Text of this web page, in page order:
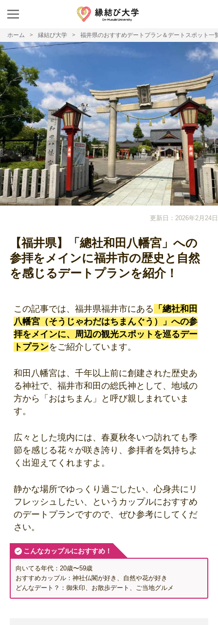
ホーム 縁結び大学 福井県のおすすめデートプラン＆デートスポット一
更新日：2026年2月24日
【福井県】「總社和田八幡宮」への
参拝をメインに福井市の歴史と自然
を感じるデートプランを紹介！
この記事では、福井県福井市にある 「總社和田
八幡宮（そうじゃわだはちまんぐう）」への参
拝をメインに、周辺の観光スポットを巡るデー
トプランをご紹介しています。
和田八幡宮は、千年以上前に創建された歴史あ
る神社で、福井市和田の総氏神として、地域の
方から「おはちまん」と呼び親しまれていま
す。
広々とした境内には、春夏秋冬いつ訪れても季
節を感じる花々が咲き誇り、参拝者を気持ちよ
く出迎えてくれますよ。
静かな場所でゆっくり過ごしたい、心身共にリ
フレッシュしたい、というカップルにおすすめ
のデートプランですので、ぜひ参考にしてくだ
さい。
こんなカップルにおすすめ！
向いてる年代：20歳〜59歳
おすすめカップル：神社仏閣が好き、自然や花が好き
どんなデート？：御朱印、お散歩デート、ご当地グルメ